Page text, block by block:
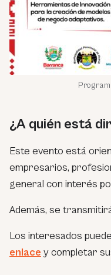
¿A quién está
Este evento está
empresarios,
general con interés
Además, se
Los interesados
enlace y completar